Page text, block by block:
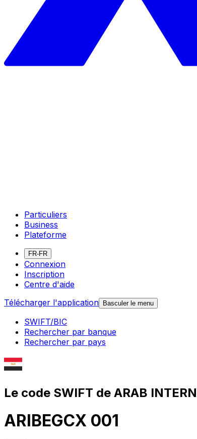
Particuliers
Business
Plateforme
FR-FR
Connexion
Inscription
Centre d'aide
Télécharger l'application Basculer le menu
SWIFT/BIC
Rechercher par banque
Rechercher par pays
Le code SWIFT de ARAB
ARIBEGCX 001